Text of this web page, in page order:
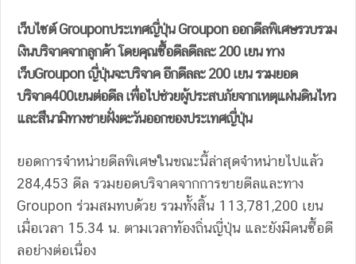
เว็บไซต์ Grouponประเทศญี่ปุ่น Groupon ออกดีลพิเศษรวบรวม
เงินบริจาคจากลูกค้า โดยคุณซื้อดีลดีลละ 200 เยน ทาง
เว็บGroupon ญี่ปุ่นจะบริจาค อีกดีลละ 200 เยน รวมยอด
บริจาค400เยนต่อดีล เพื่อไปช่วยผู้ประสบภัยจากเหตุแผ่นดินไหว
และสึนามิทางชายฝั่งตะวันออกของประเทศญี่ปุ่น
ยอดการจำหน่ายดีลพิเศษในขณะนี้ล่าสุดจำหน่ายไปแล้ว
284,453 ดีล รวมยอดบริจาคจากการขายดีลและทาง
Groupon ร่วมสมทบด้วย รวมทั้งสิ้น 113,781,200 เยน
เมื่อเวลา 15.34 น. ตามเวลาท้องถิ่นญี่ปุ่น และยังมีคนซื้อดี
ลอย่างต่อเนื่อง